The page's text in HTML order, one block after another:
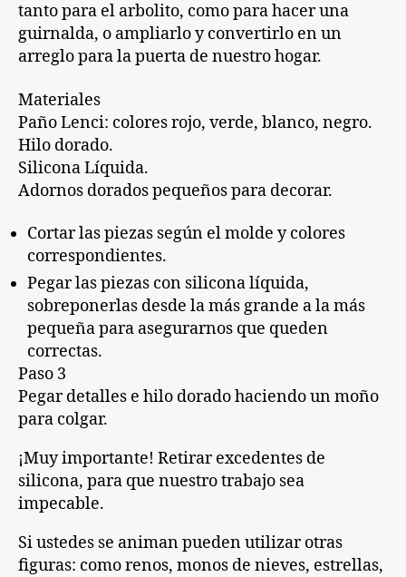
tanto para el arbolito, como para hacer una
guirnalda, o ampliarlo y convertirlo en un
arreglo para la puerta de nuestro hogar.
Materiales
Paño Lenci: colores rojo, verde, blanco, negro.
Hilo dorado.
Silicona Líquida.
Adornos dorados pequeños para decorar.
Cortar las piezas según el molde y colores
correspondientes.
Pegar las piezas con silicona líquida,
sobreponerlas desde la más grande a la más
pequeña para asegurarnos que queden
correctas.
Paso 3
Pegar detalles e hilo dorado haciendo un moño
para colgar.
¡Muy importante! Retirar excedentes de
silicona, para que nuestro trabajo sea
impecable.
Si ustedes se animan pueden utilizar otras
figuras: como renos, monos de nieves, estrellas,